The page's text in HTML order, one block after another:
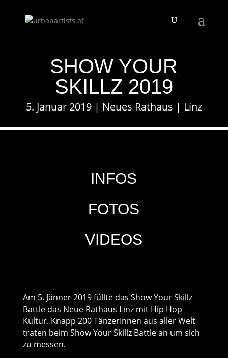
SHOW YOUR
SKILLZ 2019
5. Januar 2019 | Neues Rathaus | Linz
INFOS
FOTOS
VIDEOS
Am 5. Jänner 2019 füllte das Show Your Skillz
Battle das Neue Rathaus Linz mit Hip Hop
Kultur. Knapp 200 TänzerInnen aus aller Welt
traten beim Show Your Skillz Battle an um sich
zu messen.